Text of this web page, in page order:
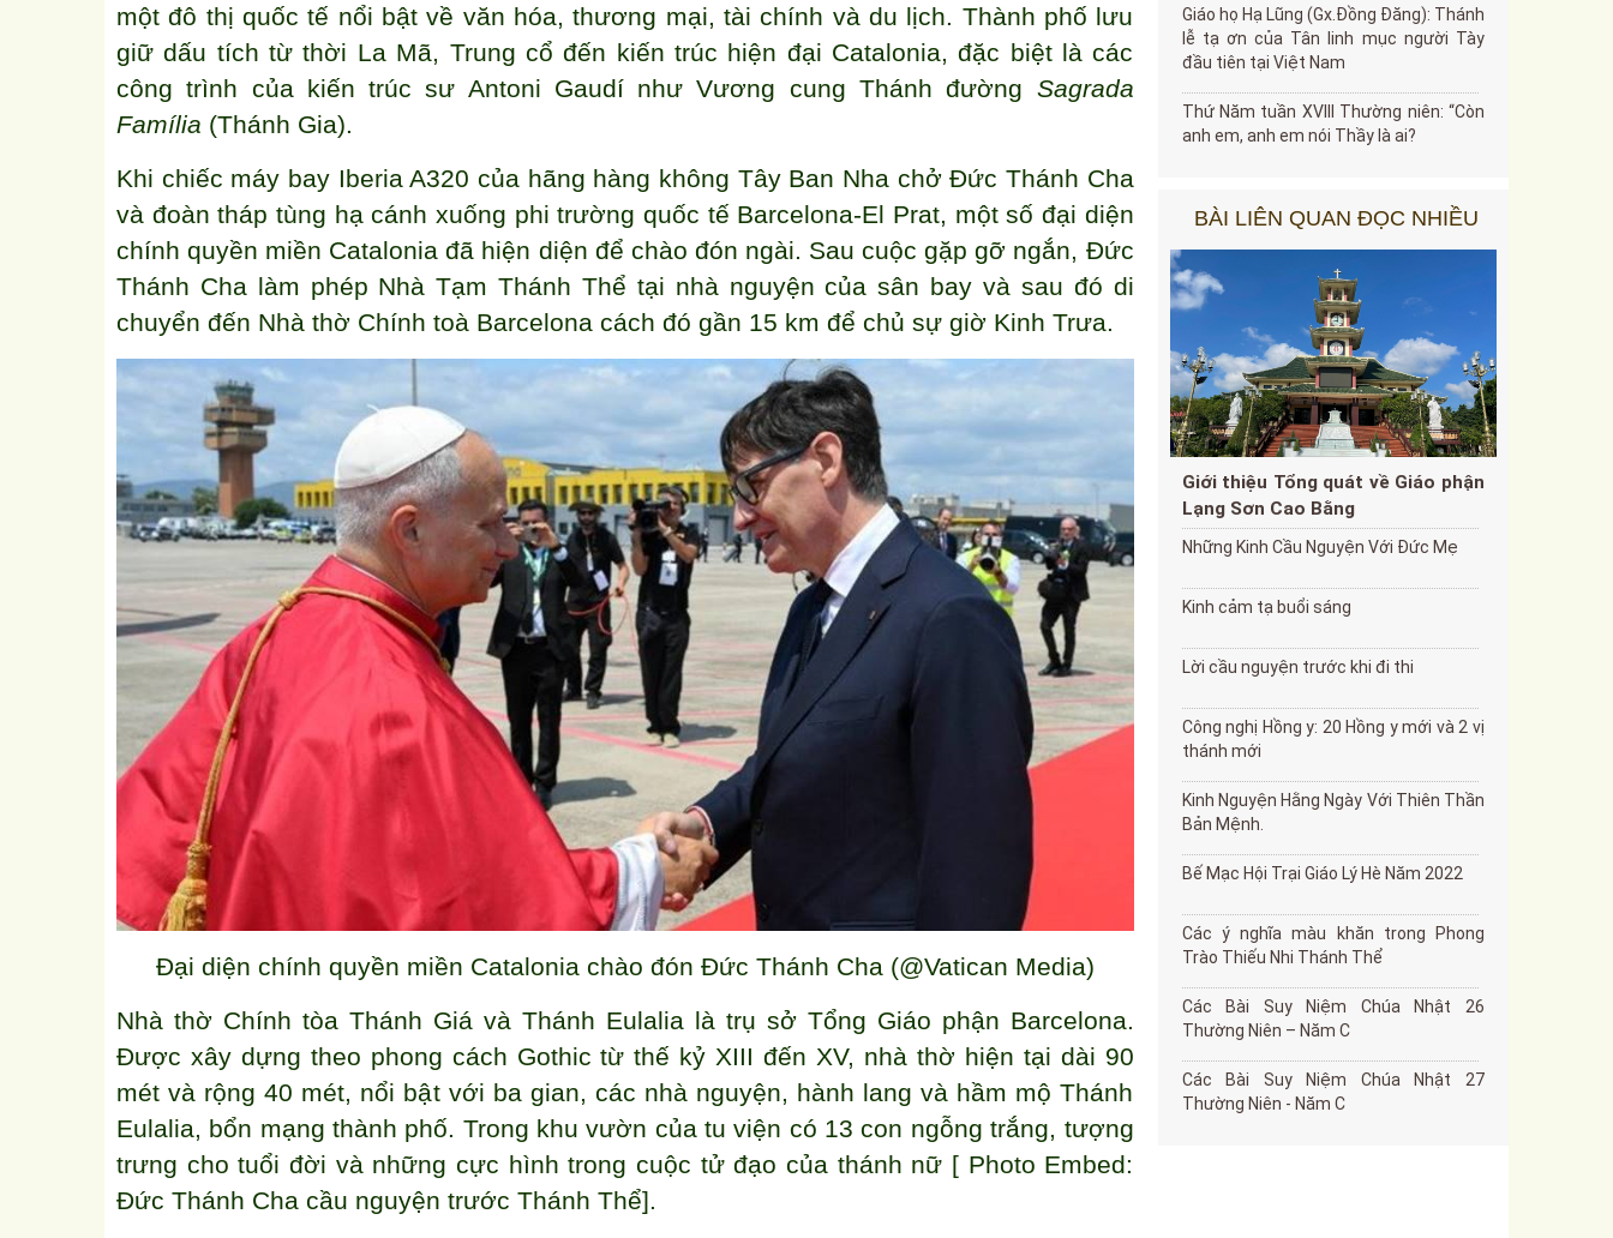
một đô thị quốc tế nổi bật về văn hóa, thương mại, tài chính và du lịch. Thành phố lưu
giữ dấu tích từ thời La Mã, Trung cổ đến kiến trúc hiện đại Catalonia, đặc biệt là các
công trình của kiến trúc sư Antoni Gaudí như Vương cung Thánh đường Sagrada
Família (Thánh Gia).
Khi chiếc máy bay Iberia A320 của hãng hàng không Tây Ban Nha chở Đức Thánh Cha
và đoàn tháp tùng hạ cánh xuống phi trường quốc tế Barcelona-El Prat, một số đại diện
chính quyền miền Catalonia đã hiện diện để chào đón ngài. Sau cuộc gặp gỡ ngắn, Đức
Thánh Cha làm phép Nhà Tạm Thánh Thể tại nhà nguyện của sân bay và sau đó di
chuyển đến Nhà thờ Chính toà Barcelona cách đó gần 15 km để chủ sự giờ Kinh Trưa.
Đại diện chính quyền miền Catalonia chào đón Đức Thánh Cha (@Vatican Media)
Nhà thờ Chính tòa Thánh Giá và Thánh Eulalia là trụ sở Tổng Giáo phận Barcelona.
Được xây dựng theo phong cách Gothic từ thế kỷ XIII đến XV, nhà thờ hiện tại dài 90
mét và rộng 40 mét, nổi bật với ba gian, các nhà nguyện, hành lang và hầm mộ Thánh
Eulalia, bổn mạng thành phố. Trong khu vườn của tu viện có 13 con ngỗng trắng, tượng
trưng cho tuổi đời và những cực hình trong cuộc tử đạo của thánh nữ [ Photo Embed:
Đức Thánh Cha cầu nguyện trước Thánh Thể].
Giáo họ Hạ Lũng (Gx.Đồng Đăng): Thánh
lễ tạ ơn của Tân linh mục người Tày
đầu tiên tại Việt Nam
Thứ Năm tuần XVIII Thường niên: “Còn
anh em, anh em nói Thầy là ai?
BÀI LIÊN QUAN ĐỌC NHIỀU
Giới thiệu Tổng quát về Giáo phận
Lạng Sơn Cao Bằng
Những Kinh Cầu Nguyện Với Đức Mẹ
Kinh cảm tạ buổi sáng
Lời cầu nguyện trước khi đi thi
Công nghị Hồng y: 20 Hồng y mới và 2 vị
thánh mới
Kinh Nguyện Hằng Ngày Với Thiên Thần
Bản Mệnh.
Bế Mạc Hội Trại Giáo Lý Hè Năm 2022
Các ý nghĩa màu khăn trong Phong
Trào Thiếu Nhi Thánh Thể
Các Bài Suy Niệm Chúa Nhật 26
Thường Niên – Năm C
Các Bài Suy Niệm Chúa Nhật 27
Thường Niên - Năm C